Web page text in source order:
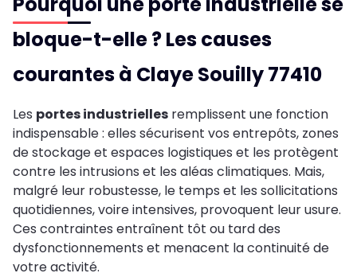
bloque-t-elle ? Les causes
courantes à Claye Souilly 77410
Les portes industrielles remplissent une fonction
indispensable : elles sécurisent vos entrepôts, zones
de stockage et espaces logistiques et les protègent
contre les intrusions et les aléas climatiques. Mais,
malgré leur robustesse, le temps et les sollicitations
quotidiennes, voire intensives, provoquent leur usure.
Ces contraintes entraînent tôt ou tard des
dysfonctionnements et menacent la continuité de
votre activité.